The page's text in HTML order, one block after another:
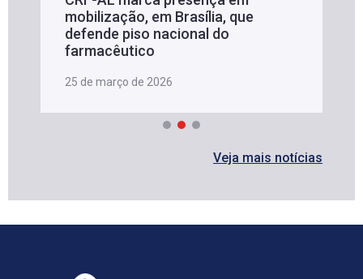
mobilização, em Brasília, que
defende piso nacional do
farmacêutico
25 de março de 2026
Veja mais notícias